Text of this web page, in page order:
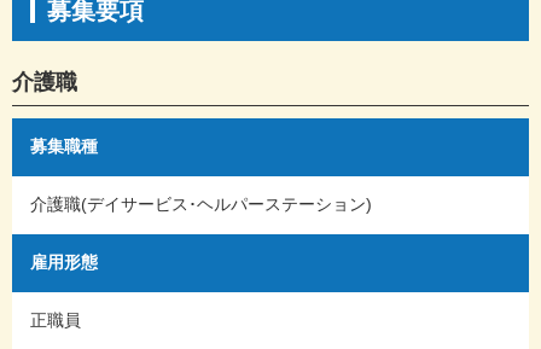
募集要項
介護職
募集職種
介護職(デイサービス･ヘルパーステーション)
雇用形態
正職員